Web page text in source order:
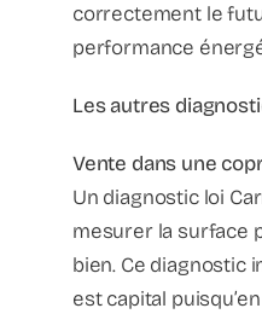
correctement le
performance
Les autres
Vente dans une
Un diagnostic loi
mesurer la surface
bien. Ce diagnostic
est capital